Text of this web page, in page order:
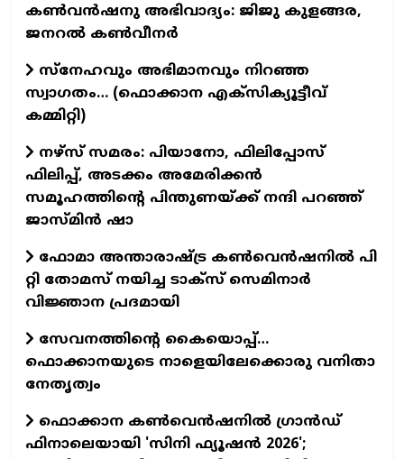
കൺവൻഷനു അഭിവാദ്യം: ജിജു കുളങ്ങര,
ജനറൽ കൺവീനർ
സ്നേഹവും അഭിമാനവും നിറഞ്ഞ
സ്വാഗതം… (ഫൊക്കാന എക്സിക്യൂട്ടീവ്
കമ്മിറ്റി)
നഴ്‌സ് സമരം: പിയാനോ, ഫിലിപ്പോസ്
ഫിലിപ്പ്, അടക്കം അമേരിക്കന്‍
സമൂഹത്തിന്റെ പിന്തുണയ്ക്ക് നന്ദി പറഞ്ഞ്
ജാസ്മിന്‍ ഷാ
ഫോമാ അന്താരാഷ്ട്ര കൺവെൻഷനിൽ പി
റ്റി തോമസ് നയിച്ച ടാക്‌സ്‌ സെമിനാർ
വിജ്ഞാന പ്രദമായി
സേവനത്തിന്റെ കൈയൊപ്പ്…
ഫൊക്കാനയുടെ നാളെയിലേക്കൊരു വനിതാ
നേതൃത്വം
ഫൊക്കാന കണ്‍വെന്‍ഷനില്‍ ഗ്രാന്‍ഡ്
ഫിനാലെയായി 'സിനി ഫ്യൂഷന്‍ 2026';